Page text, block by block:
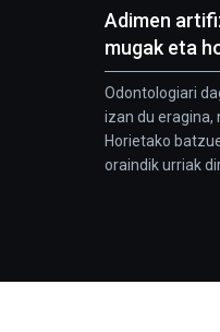
Adimen
mugak eta
Odontologiari
izan du eragina,
Horietako
oraindik urriak